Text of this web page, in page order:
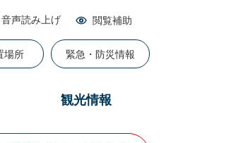
音声読み上げ 閲覧補助
場所 緊急・防災情報
観光情報